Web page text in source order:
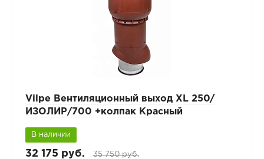
Vilpe Вентиляционный выход XL 250/
ИЗОЛИР/700 +колпак Красный
В наличии
32 175 руб. 35 750 руб.